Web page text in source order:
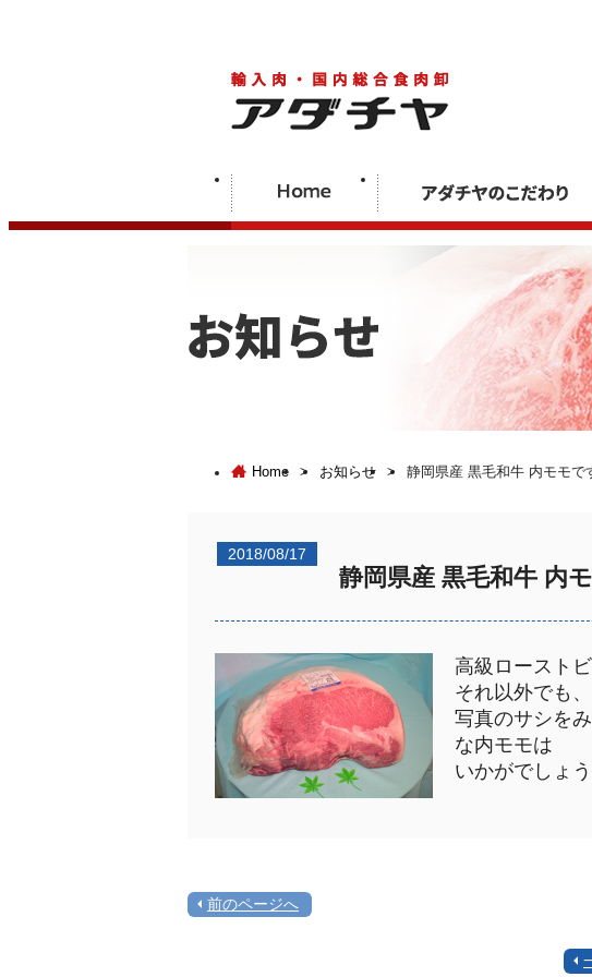
Home > お知らせ > 静岡県産 黒毛和牛 内モモで
2018/08/17
静岡県産 黒毛和牛 内
高級ロースト
それ以外でも
写真のサシを
な内モモは
いかがでしょ
前のページへ